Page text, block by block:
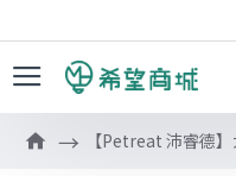
【Petreat 沛睿德